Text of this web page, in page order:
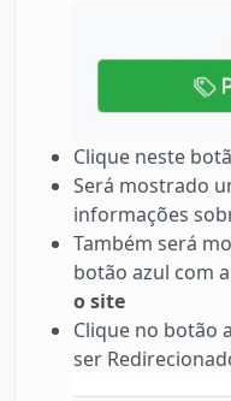
Clique neste
Será mostrado
informações
Também será
botão azul com
o site
Clique no botão
ser